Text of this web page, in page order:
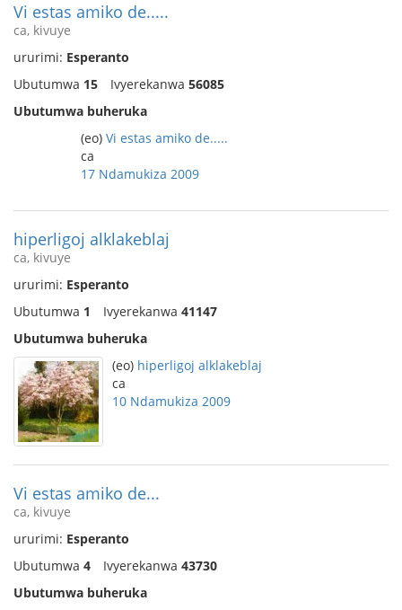
Vi estas amiko de.....
ca, kivuye
ururimi: Esperanto
Ubutumwa 15 Ivyerekanwa 56085
Ubutumwa buheruka
(eo) Vi estas amiko de.....
ca
17 Ndamukiza 2009
hiperligoj alklakeblaj
ca, kivuye
ururimi: Esperanto
Ubutumwa 1 Ivyerekanwa 41147
Ubutumwa buheruka
(eo) hiperligoj alklakeblaj
ca
10 Ndamukiza 2009
Vi estas amiko de...
ca, kivuye
ururimi: Esperanto
Ubutumwa 4 Ivyerekanwa 43730
Ubutumwa buheruka